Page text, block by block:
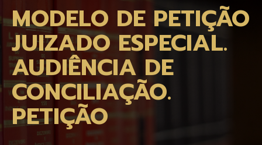
MODELO DE PETIÇÃO
JUIZADO ESPECIAL.
AUDIÊNCIA DE
CONCILIAÇÃO.
PETIÇÃO